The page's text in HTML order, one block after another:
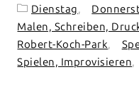
Dienstag
Malen, Schreiben,
Robert-Koch-Park
Spielen, Improvisieren